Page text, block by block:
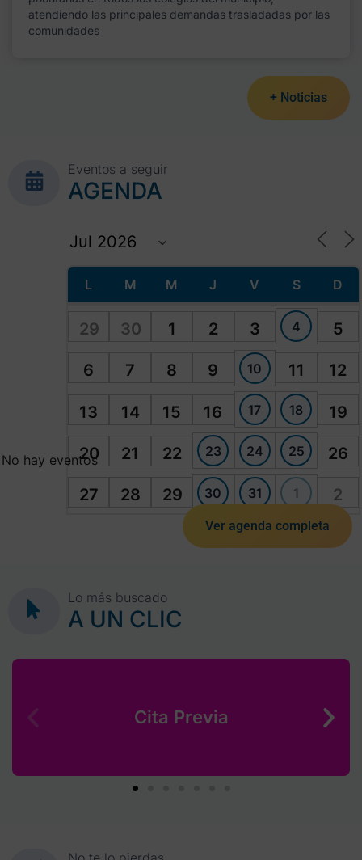
atendiendo las principales demandas trasladadas por las
comunidades
+ Noticias
Eventos a seguir
AGENDA
L M M J V S D
29 30 1 2 3 4 5
6 7 8 9 10 11 12
13 14 15 16 17 18 19
20 21 22 23 24 25 26
27 28 29 30 31 1 2
No hay eventos
Ver agenda completa
Lo más buscado
A UN CLIC
Cita Previa